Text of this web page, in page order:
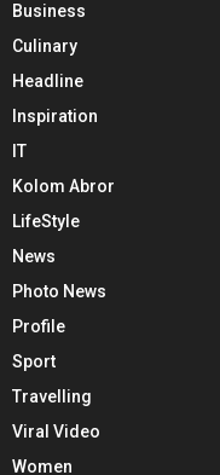
Business
Culinary
Headline
Inspiration
IT
Kolom Abror
LifeStyle
News
Photo News
Profile
Sport
Travelling
Viral Video
Women